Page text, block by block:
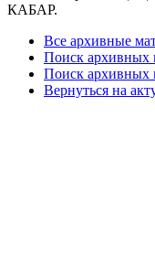
КАБАР.
Все архивные
Поиск архивных
Поиск архивных
Вернуться на